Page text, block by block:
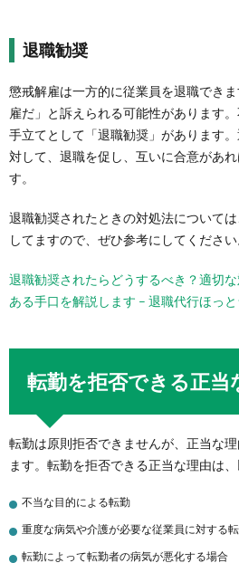
退職勧奨
懲戒解雇は一方的に従業員を退職でき
雇だ」と訴えられる可能性があります
手立てとして「退職勧奨」があります
対して、退職を促し、互いに合意があ
す。
退職勧奨されたときの対処法について
してますので、ぜひ参考にしてください
退職勧奨されたらどうするべき？適切
ある手口を解説します – 退職代行ほっ
転勤を拒否できる正当
転勤は原則拒否できませんが、正当な
ます。転勤を拒否できる正当な理由は、
不当な目的による転勤
重度な病気や介護が必要な従業員に対する
転勤によって転勤者の病気が悪化する場合